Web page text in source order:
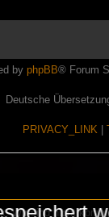
by phpBB® Forum
Deutsche
PRIVACY_LINK
Wir sind nicht